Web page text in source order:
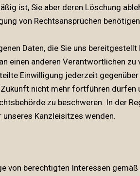
ist, Sie aber deren Löschung
von Rechtsansprüchen
Daten, die Sie uns
einen anderen Verantwortlichen zu
Einwilligung jederzeit
nicht mehr fortführen dürfen
zu beschweren. In der
Kanzleisitzes wenden.
von berechtigten Interessen